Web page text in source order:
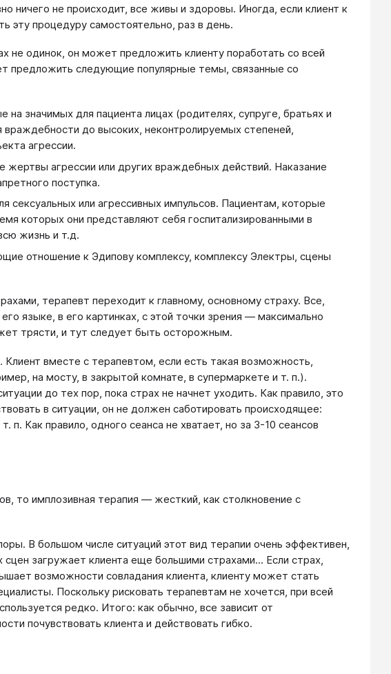
ничего не происходит, все живы и здоровы. Иногда, если клиент к
эту процедуру самостоятельно, раз в день.
не одинок, он может предложить клиенту поработать со всей
предложить следующие популярные темы, связанные со
значимых для пациента лицах (родителях, супруге, братьях и
до высоких, неконтролируемых степеней,
агрессии.
жертвы агрессии или других враждебных действий. Наказание
поступка.
сексуальных или агрессивных импульсов. Пациентам, которые
которых они представляют себя госпитализированными в
жизнь и т.д.
отношение к Эдипову комплексу, комплексу Электры, сцены
терапевт переходит к главному, основному страху. Все,
языке, в его картинках, с этой точки зрения — максимально
трясти, и тут следует быть осторожным.
вместе с терапевтом, если есть такая возможность,
на мосту, в закрытой комнате, в супермаркете и т. п.).
до тех пор, пока страх не начнет уходить. Как правило, это
в ситуации, он не должен саботировать происходящее:
п. Как правило, одного сеанса не хватает, но за 3-10 сеансов
то имплозивная терапия — жесткий, как столкновение с
В большом числе ситуаций этот вид терапии очень эффективен,
загружает клиента еще большими страхами... Если страх,
возможности совладания клиента, клиенту может стать
Поскольку рисковать терапевтам не хочется, при всей
редко. Итого: как обычно, все зависит от
почувствовать клиента и действовать гибко.